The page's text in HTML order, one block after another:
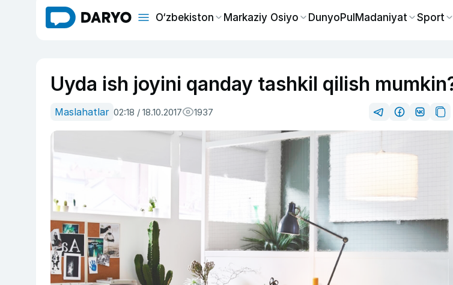
O‘zbekiston Markaziy Osiyo DunyoPulMadaniyat Sport
Uyda ish joyini qanday tashkil qilish
Maslahatlar 02:18 / 18.10.2017 1937